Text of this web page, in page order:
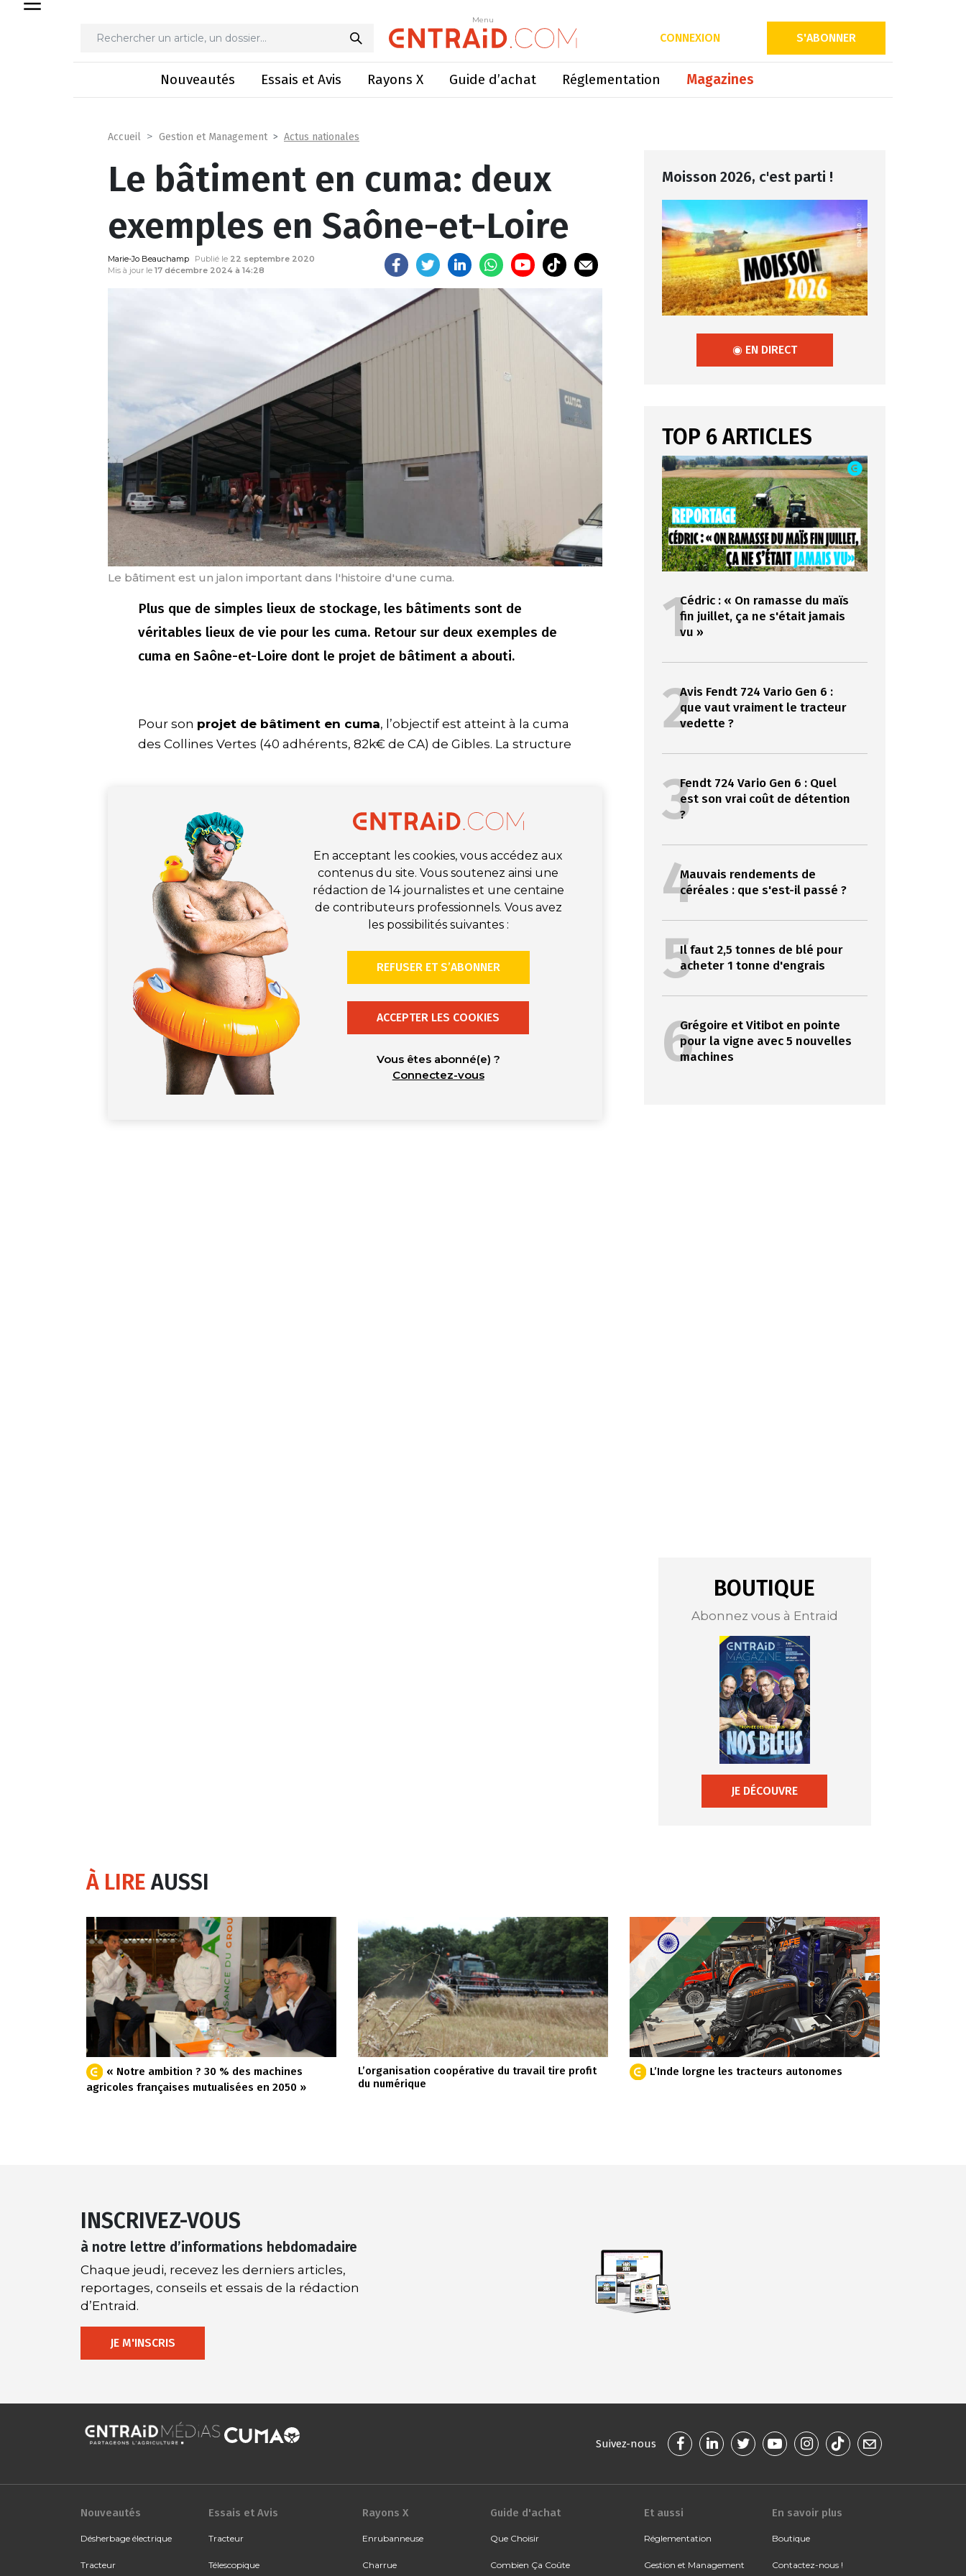
Menu
CONNEXION S'ABONNER
Nouveautés Essais et Avis Rayons X Guide d’achat Réglementation Magazines
Menu
Le bâtiment en cuma: deux exemples en Saône-et-Loire
Accueil Gestion et Management Actus nationales
Le bâtiment en cuma: deux
exemples en Saône-et-Loire
Marie-Jo Beauchamp Publié le 22 septembre 2020
Mis à jour le 17 décembre 2024 à 14:28
Le bâtiment est un jalon important dans l'histoire d'une cuma.
Plus que de simples lieux de stockage, les bâtiments sont de
véritables lieux de vie pour les cuma. Retour sur deux exemples de
cuma en Saône-et-Loire dont le projet de bâtiment a abouti.
Pour son projet de bâtiment en cuma, l’objectif est atteint à la cuma
des Collines Vertes (40 adhérents, 82k€ de CA) de Gibles. La structure
En acceptant les cookies, vous accédez aux
contenus du site. Vous soutenez ainsi une
rédaction de 14 journalistes et une centaine
de contributeurs professionnels. Vous avez
les possibilités suivantes :
REFUSER ET S’ABONNER
ACCEPTER LES COOKIES
Vous êtes abonné(e) ?
Connectez-vous
Moisson 2026, c'est parti !
◉ EN DIRECT
TOP 6 ARTICLES
1Cédric : « On ramasse du maïs
fin juillet, ça ne s'était jamais
vu »
2Avis Fendt 724 Vario Gen 6 :
que vaut vraiment le tracteur
vedette ?
3Fendt 724 Vario Gen 6 : Quel
est son vrai coût de détention
?
4Mauvais rendements de
céréales : que s'est-il passé ?
5Il faut 2,5 tonnes de blé pour
acheter 1 tonne d'engrais
6Grégoire et Vitibot en pointe
pour la vigne avec 5 nouvelles
machines
BOUTIQUE
Abonnez vous à Entraid
JE DÉCOUVRE
À LIREAUSSI
« Notre ambition ? 30 % des machines
agricoles françaises mutualisées en 2050 »
L’organisation coopérative du travail tire profit
du numérique
L’Inde lorgne les tracteurs autonomes
INSCRIVEZ-VOUS
à notre lettre d’informations hebdomadaire
Chaque jeudi, recevez les derniers articles,
reportages, conseils et essais de la rédaction
d’Entraid.
JE M'INSCRIS
Suivez-nous
Nouveautés
Désherbage électrique
Tracteur
Essais et Avis
Tracteur
Télescopique
Rayons X
Enrubanneuse
Charrue
Guide d'achat
Que Choisir
Combien Ça Coûte
Et aussi
Réglementation
Gestion et Management
En savoir plus
Boutique
Contactez-nous !